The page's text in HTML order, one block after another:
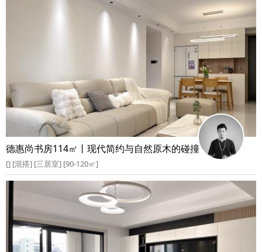
德惠尚书房114㎡丨现代简约与自然原木的碰撞
[] [混搭] [三居室] [90-120㎡]